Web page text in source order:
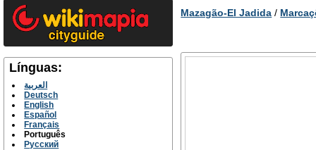
Línguas:
العربية
Deutsch
English
Español
Français
Português
Русский
Mazagão-El Jadida /